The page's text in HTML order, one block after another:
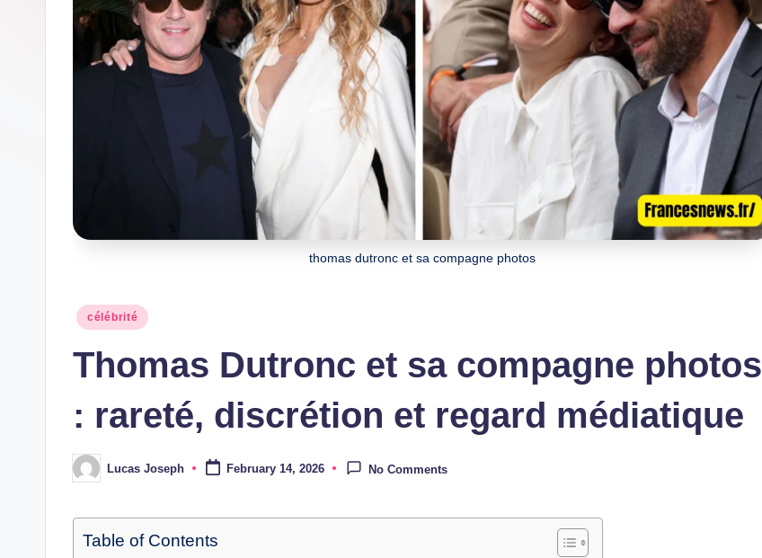
thomas dutronc et sa compagne photos
Posted
célébrité
Thomas Dutronc et sa compagne photos
: rareté, discrétion et regard médiatique
Posted
by
Lucas Joseph February 14, 2026 No Comments
Table of Contents